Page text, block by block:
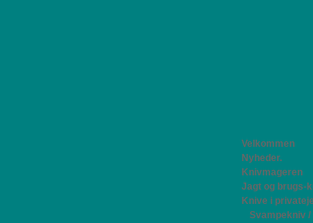
Velkommen
Nyheder.
Knivmageren
Jagt og brugs-
Knive i
Svampekniv /